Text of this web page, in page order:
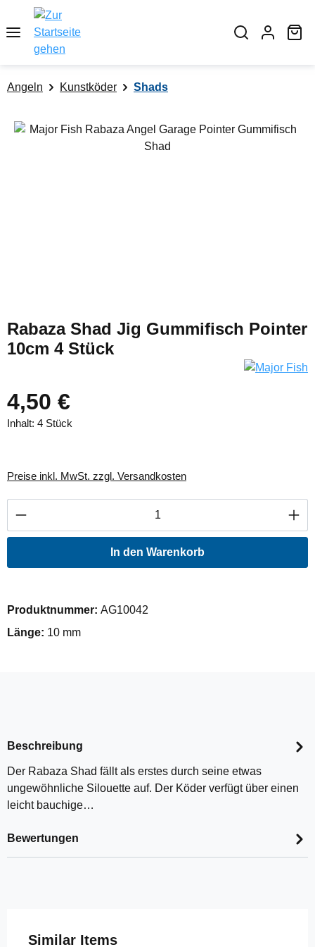
springen
Angeln Kunstköder Shads
Bildergalerie überspringen
Rabaza Shad Jig Gummifisch Pointer
10cm 4 Stück
4,50 €
Inhalt: 4 Stück
Preise inkl. MwSt. zzgl. Versandkosten
Produkt Anzahl: Gib den gewünschten
In den Warenkorb
Produktnummer: AG10042
Länge: 10 mm
Beschreibung
Der Rabaza Shad fällt als erstes durch seine etwas
ungewöhnliche Silouette auf. Der Köder verfügt über einen
leicht bauchige…
Bewertungen
Produktgalerie überspringen
Similar Items